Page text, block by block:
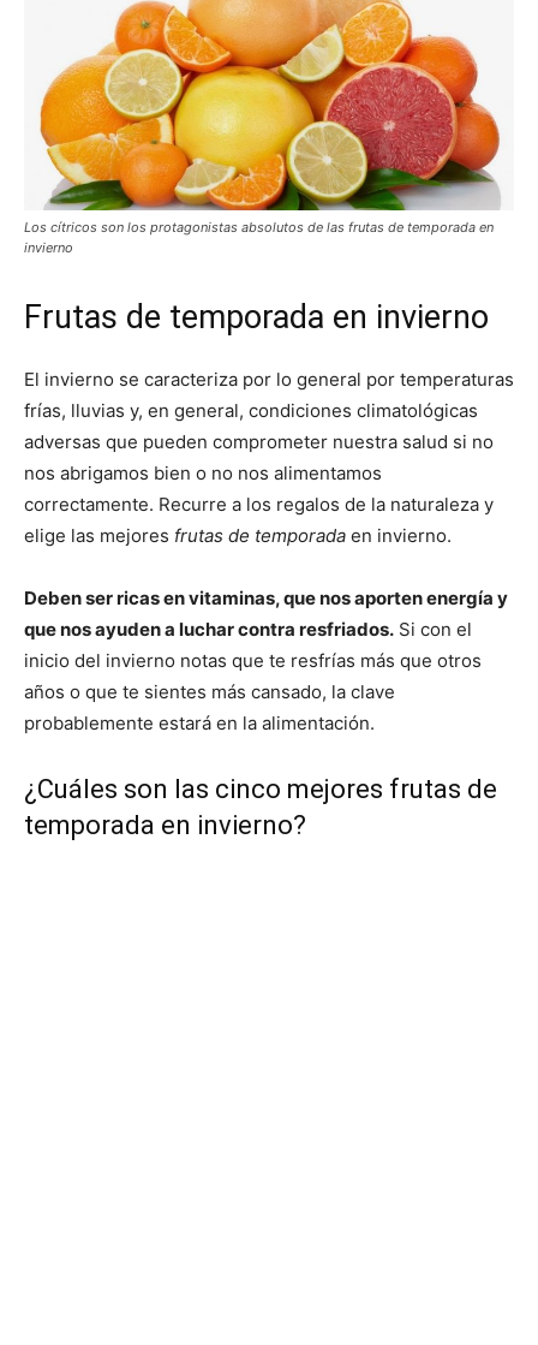
Los cítricos son los protagonistas absolutos de las frutas de temporada en
invierno
Frutas de temporada en invierno
El invierno se caracteriza por lo general por temperaturas
frías, lluvias y, en general, condiciones climatológicas
adversas que pueden comprometer nuestra salud si no
nos abrigamos bien o no nos alimentamos
correctamente. Recurre a los regalos de la naturaleza y
elige las mejores frutas de temporada en invierno.
Deben ser ricas en vitaminas, que nos aporten energía y
que nos ayuden a luchar contra resfriados. Si con el
inicio del invierno notas que te resfrías más que otros
años o que te sientes más cansado, la clave
probablemente estará en la alimentación.
¿Cuáles son las cinco mejores frutas de
temporada en invierno?